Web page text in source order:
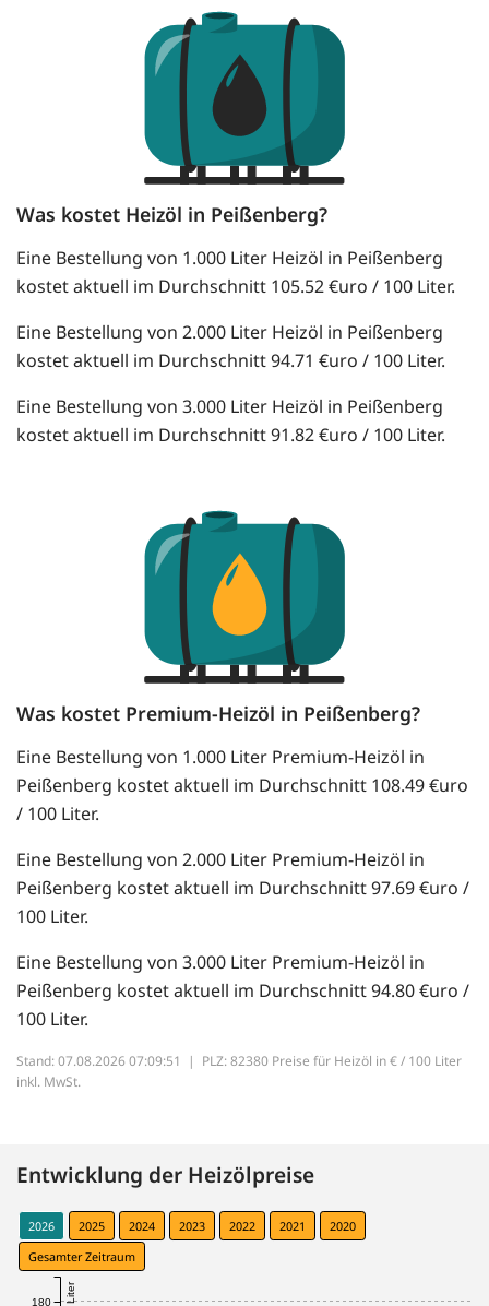
Was kostet Heizöl in Peißenberg?
Eine Bestellung von 1.000 Liter Heizöl in Peißenberg
kostet aktuell im Durchschnitt 105.52 €uro / 100 Liter.
Eine Bestellung von 2.000 Liter Heizöl in Peißenberg
kostet aktuell im Durchschnitt 94.71 €uro / 100 Liter.
Eine Bestellung von 3.000 Liter Heizöl in Peißenberg
kostet aktuell im Durchschnitt 91.82 €uro / 100 Liter.
Was kostet Premium-Heizöl in Peißenberg?
Eine Bestellung von 1.000 Liter Premium-Heizöl in
Peißenberg kostet aktuell im Durchschnitt 108.49 €uro
/ 100 Liter.
Eine Bestellung von 2.000 Liter Premium-Heizöl in
Peißenberg kostet aktuell im Durchschnitt 97.69 €uro /
100 Liter.
Eine Bestellung von 3.000 Liter Premium-Heizöl in
Peißenberg kostet aktuell im Durchschnitt 94.80 €uro /
100 Liter.
Stand: 07.08.2026 07:09:51 | PLZ: 82380 Preise für Heizöl in € / 100 Liter
inkl. MwSt.
Entwicklung der Heizölpreise
2026 2025 2024 2023 2022 2021
2020
Gesamter Zeitraum
180